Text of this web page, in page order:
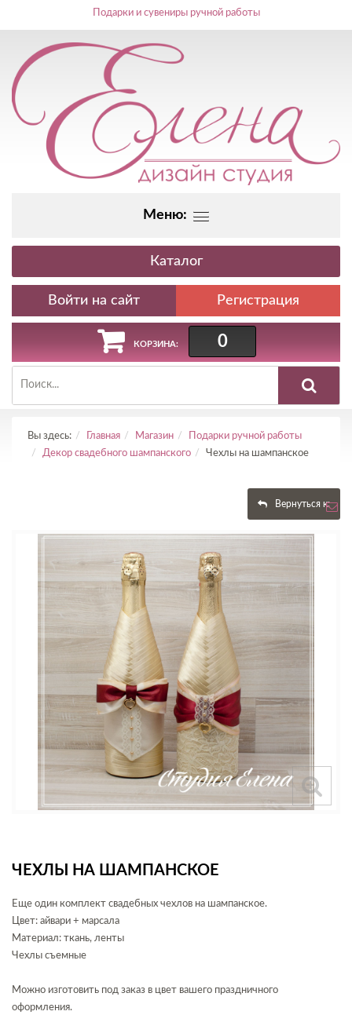
Подарки и сувениры ручной работы
Меню:
Каталог
Регистрация
КОРЗИНА: 0
Вы здесь: Главная Магазин
Подарки ручной работы
Декор свадебного шампанского
Чехлы на шампанское
Вернуться к:
ЧЕХЛЫ НА ШАМПАНСКОЕ
Еще один комплект свадебных чехлов на шампанское.
Цвет: айвари + марсала
Материал: ткань, ленты
Чехлы съемные
Можно изготовить под заказ в цвет вашего праздничного
оформления.